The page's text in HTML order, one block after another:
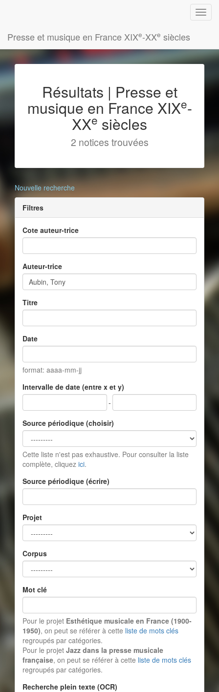
Presse et musique en France XIXe-XXe siècles
Résultats | Presse et
musique en France XIXe-
XXe siècles
2 notices trouvées
Nouvelle recherche
Filtres
Cote auteur-trice
Auteur-trice
Titre
Date
format: aaaa-mm-jj
Intervalle de date (entre x et y)
-
Source périodique (choisir)
Cette liste n'est pas exhaustive. Pour consulter la liste
complète, cliquez ici.
Source périodique (écrire)
Projet
Corpus
Mot clé
Pour le projet Esthétique musicale en France (1900-
1950), on peut se référer à cette liste de mots clés
regroupés par catégories.
Pour le projet Jazz dans la presse musicale
française, on peut se référer à cette liste de mots clés
regroupés par catégories.
Recherche plein texte (OCR)